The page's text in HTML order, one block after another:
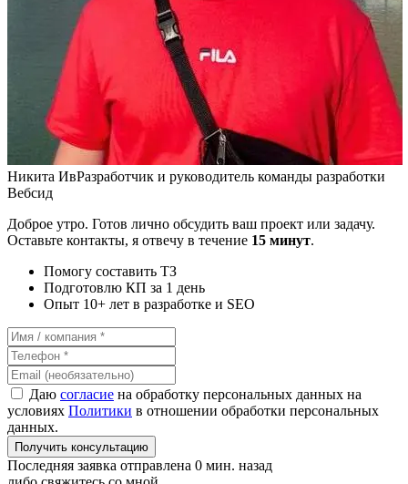
Никита ИвРазработчик и руководитель команды разработки
Вебсид
Доброе утро. Готов лично обсудить ваш проект или задачу.
Оставьте контакты, я отвечу в течение 15 минут.
Помогу составить ТЗ
Подготовлю КП за 1 день
Опыт 10+ лет в разработке и SEO
Даю согласие на обработку персональных данных на
условиях Политики в отношении обработки персональных
данных.
Получить консультацию
Последняя заявка отправлена 0 мин. назад